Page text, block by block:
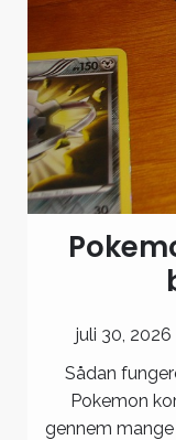
juli 30, 2026
Sådan
Pokemon
gennem